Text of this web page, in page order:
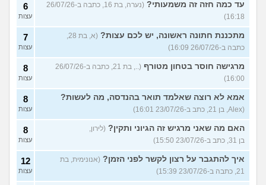
עד כמה חזה זה משמעותי?
(נערה, בת 16, כתבה ב-26/07/26
16:18)
6
עצות
מתכננת חתונה ראשונה, יש לכם עצות?
(א, בת 28,
כתבה ב-26/07/26 16:09)
7
עצות
מרגישה חוסר בטחון מטורף
(.., בת 21, כתבה ב-26/07/26
16:00)
8
עצות
אמא לא רוצה שאלמד תואר בהנדסה, מה לעשות?
(Alex, בן 21, כתב ב-23/07/26 16:01)
8
עצות
האם מה שאני מרגיש זה הגיוני ותקין? (לירון,
בן 31, כתב ב-23/07/26 15:50)
8
עצות
איך להתגבר על רצון לקשר לפני הזמן? (אנונימית, בת
21, כתבה ב-23/07/26 15:39)
12
עצות